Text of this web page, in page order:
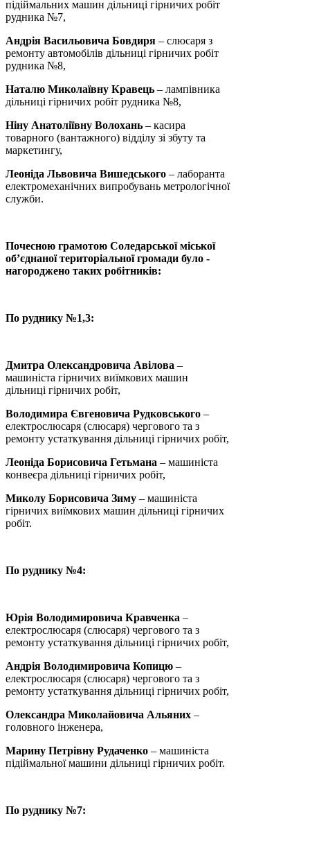
підіймальних машин дільниці гірничих робіт
рудника №7,
Андрія Васильовича Бовдиря – слюсаря з
ремонту автомобілів дільниці гірничих робіт
рудника №8,
Наталю Миколаївну Кравець – лампівника
дільниці гірничих робіт рудника №8,
Ніну Анатоліївну Волохань – касира
товарного (вантажного) відділу зі збуту та
маркетингу,
Леоніда Львовича Вишедського – лаборанта
електромеханічних випробувань метрологічної
служби.
Почесною грамотою Соледарської міської
об’єднаної територіальної громади було ­
нагороджено таких робітників:
По руднику №1,3:
Дмитра Олександровича Авілова –
машиніста гірничих виїмкових машин
дільниці гірничих робіт,
Володимира Євгеновича Рудковського –
електрослюсаря (слюсаря) чергового та з
ремонту устаткування дільниці гірничих робіт,
Леоніда Борисовича Гетьмана – машиніста
конвеєра дільниці гірничих робіт,
Миколу Борисовича Зиму – машиніста
гірничих виїмкових машин дільниці гірничих
робіт.
По руднику №4:
Юрія Володимировича Кравченка –
електрослюсаря (слюсаря) чергового та з
ремонту устаткування дільниці гірничих робіт,
Андрія Володимировича Копицю –
електрослюсаря (слюсаря) чергового та з
ремонту устаткування дільниці гірничих робіт,
Олександра Миколайовича Альяних –
головного інженера,
Марину Петрівну Рудаченко – машиніста
підіймальної машини дільниці гірничих робіт.
По руднику №7: